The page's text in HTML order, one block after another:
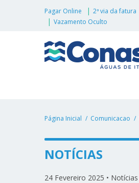
Pagar Online 2ª via da fatura
Vazamento Oculto
Página Inicial Comunicacao
NOTÍCIAS
24 Fevereiro 2025 • Notícias